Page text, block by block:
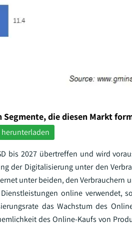
die diesen Markt
herunterladen
bis 2027 übertreffen und wird
der Digitalisierung unter den
unter beiden, den Verbrauchern
online verwendet,
das Wachstum des
des Online-Kaufs von